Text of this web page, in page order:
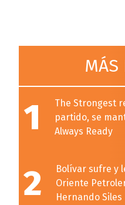
MÁS
1
The Strongest
partido, se
Always Ready
2
Bolívar sufre y
Oriente
Hernando Siles